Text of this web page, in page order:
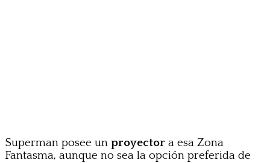
Superman posee un proyector a esa Zona
Fantasma, aunque no sea la opción preferida de